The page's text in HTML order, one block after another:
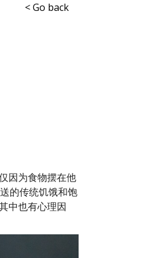
< Go back
因为食物摆在他
的传统饥饿和饱
中也有心理因